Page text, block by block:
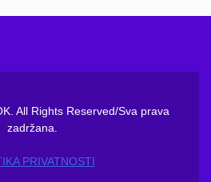
All Rights Reserved/Sva prava
zadržana.
PRIVATNOSTI